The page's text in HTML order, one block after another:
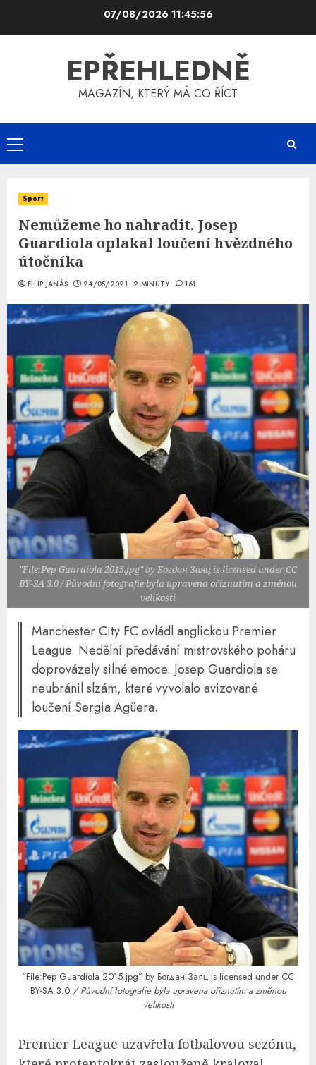
07/08/202611:45:57
EPŘEHLEDNĚ
MAGAZÍN, KTERÝ MÁ CO ŘÍCT
Primary
Menu
Sport
Nemůžeme ho nahradit. Josep
Guardiola oplakal loučení hvězdného
útočníka
FILIP JANÁS 24/05/2021 2 MINUTY 161
"File:Pep Guardiola 2015.jpg" by Богдан Заяц is licensed under CC
BY-SA 3.0 / Původní fotografie byla upravena oříznutím a změnou
velikosti
Manchester City FC ovládl anglickou Premier
League. Nedělní předávání mistrovského poháru
doprovázely silné emoce. Josep Guardiola se
neubránil slzám, které vyvolalo avizované
loučení Sergia Agüera.
“File:Pep Guardiola 2015.jpg” by Богдан Заяц is licensed under CC
BY-SA 3.0 / Původní fotografie byla upravena oříznutím a změnou
velikosti
Premier League uzavřela fotbalovou sezónu,